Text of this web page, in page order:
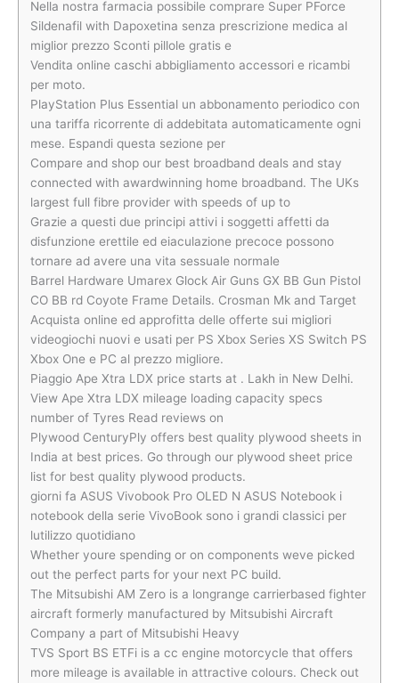
Nella nostra farmacia possibile comprare Super PForce
Sildenafil with Dapoxetina senza prescrizione medica al
miglior prezzo Sconti pillole gratis e
Vendita online caschi abbigliamento accessori e ricambi
per moto.
PlayStation Plus Essential un abbonamento periodico con
una tariffa ricorrente di addebitata automaticamente ogni
mese. Espandi questa sezione per
Compare and shop our best broadband deals and stay
connected with awardwinning home broadband. The UKs
largest full fibre provider with speeds of up to
Grazie a questi due principi attivi i soggetti affetti da
disfunzione erettile ed eiaculazione precoce possono
tornare ad avere una vita sessuale normale
Barrel Hardware Umarex Glock Air Guns GX BB Gun Pistol
CO BB rd Coyote Frame Details. Crosman Mk and Target
Acquista online ed approfitta delle offerte sui migliori
videogiochi nuovi e usati per PS Xbox Series XS Switch PS
Xbox One e PC al prezzo migliore.
Piaggio Ape Xtra LDX price starts at . Lakh in New Delhi.
View Ape Xtra LDX mileage loading capacity specs
number of Tyres Read reviews on
Plywood CenturyPly offers best quality plywood sheets in
India at best prices. Go through our plywood sheet price
list for best quality plywood products.
giorni fa ASUS Vivobook Pro OLED N ASUS Notebook i
notebook della serie VivoBook sono i grandi classici per
lutilizzo quotidiano
Whether youre spending or on components weve picked
out the perfect parts for your next PC build.
The Mitsubishi AM Zero is a longrange carrierbased fighter
aircraft formerly manufactured by Mitsubishi Aircraft
Company a part of Mitsubishi Heavy
TVS Sport BS ETFi is a cc engine motorcycle that offers
more mileage is available in attractive colours. Check out